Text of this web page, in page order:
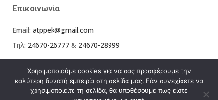
Επικοινωνία
Email: atppek@gmail.com
Τηλ: 24670-26777 & 24670-28999
Χρησιμοποιούμε cookies για να σας προσφέρουμε την
καλύτερη δυνατή εμπειρία στη σελίδα μας. Εάν συνεχίσετε να
χρησιμοποιείτε τη σελίδα, θα υποθέσουμε πως είστε